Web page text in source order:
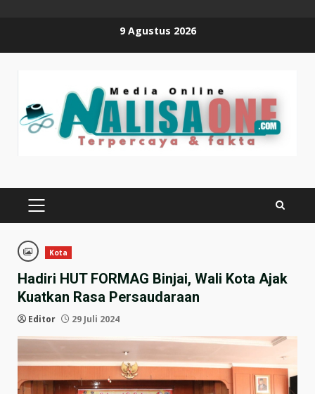
9 Agustus 2026
PRIMARY
Kota
Hadiri HUT FORMAG Binjai, Wali Kota Ajak
Kuatkan Rasa Persaudaraan
Editor 29 Juli 2024